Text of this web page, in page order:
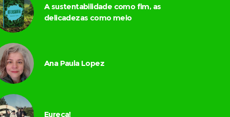
A sustentabilidade como fim, as
delicadezas como meio
Ana Paula Lopez
Eureca!